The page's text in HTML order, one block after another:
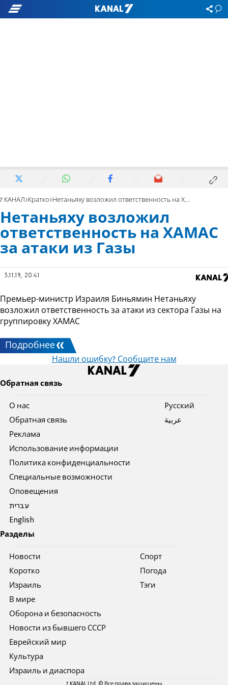
7 КАНАЛ Кратко Нетаньяху возложил ответственность на ХАМАС за атаки из Газы
Нетаньяху возложил
ответственность на ХАМАС
за атаки из Газы
3.11.19, 20:41
Премьер-министр Израиля Биньямин Нетаньяху
возложил ответственность за атаки из сектора Газы на
группировку ХАМАС
Подробнее
Нашли ошибку? Сообщите нам
Обратная связь
О нас
Обратная связь
Реклама
Использование информации
Политика конфиденциальности
Специальные возможности
Оповещения
עברית
English
Pусский
عربية
Разделы
Новости
Коротко
Израиль
В мире
Оборона и безопасность
Новости из бывшего СССР
Еврейский мир
Культура
Израиль и диаспора
Спорт
Погода
Тэги